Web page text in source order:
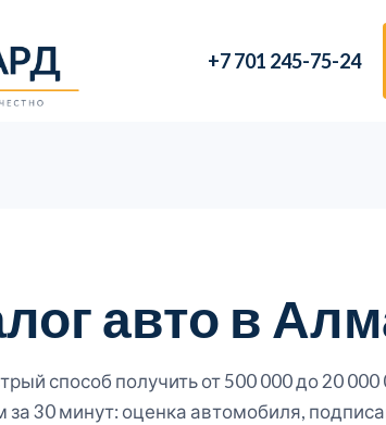
+7 701 245-75-24
авто в
способ получить от 500 000 до 20
30 минут: оценка автомобиля,